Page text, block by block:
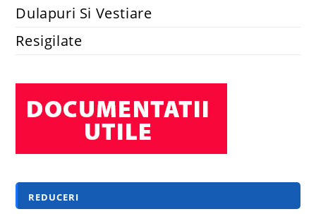
Dulapuri Si Vestiare
Resigilate
REDUCERI